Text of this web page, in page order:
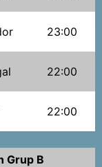
23:00
22:00
22:00
Grup B